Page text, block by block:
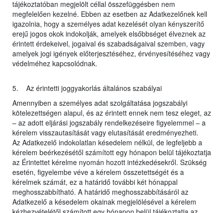
tájékoztatóban megjelölt céllal összefüggésben nem
megfelelően kezelné. Ebben az esetben az Adatkezelőnek kell
igazolnia, hogy a személyes adat kezelését olyan kényszerítő
erejű jogos okok indokolják, amelyek elsőbbséget élveznek az
érintett érdekeivel, jogaival és szabadságaival szemben, vagy
amelyek jogi igények előterjesztéséhez, érvényesítéséhez vagy
védelméhez kapcsolódnak.
5. Az érintetti joggyakorlás általános szabályai
Amennyiben a személyes adat szolgáltatása jogszabályi
kötelezettségen alapul, és az érintett ennek nem tesz eleget, az
– az adott eljárási jogszabály rendelkezéseire figyelemmel – a
kérelem visszautasítását vagy elutasítását eredményezheti.
Az Adatkezelő indokolatlan késedelem nélkül, de legfeljebb a
kérelem beérkezésétől számított egy hónapon belül tájékoztatja
az Érintettet kérelme nyomán hozott intézkedésekről. Szükség
esetén, figyelembe véve a kérelem összetettségét és a
kérelmek számát, ez a határidő további két hónappal
meghosszabbítható. A határidő meghosszabbításáról az
Adatkezelő a késedelem okainak megjelölésével a kérelem